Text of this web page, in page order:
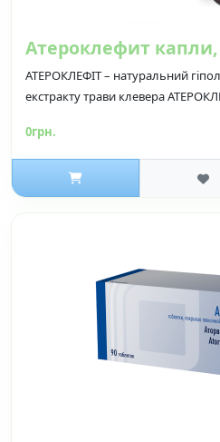
Атероклефит
АТЕРОКЛЕФІТ – натуральний
екстракту трави клевера
0грн.